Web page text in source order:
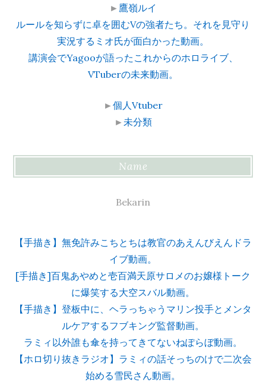
► 鷹嶺ルイ
ルールを知らずに卓を囲むVの強者たち。それを見守り
実況するミオ氏が面白かった動画。
講演会でYagooが語ったこれからのホロライブ、
VTuberの未来動画。
►個人Vtuber
► 未分類
Name
Bekarin
【手描き】無免許みこちとちは教官のあえんびえんドラ
イブ動画。
[手描き]百鬼あやめと壱百満天原サロメのお嬢様トーク
に爆笑する大空スバル動画。
【手描き】登板中に、ヘラっちゃうマリン投手とメンタ
ルケアするフブキング監督動画。
ラミィ以外誰も傘を持ってきてないねぽらぼ動画。
【ホロ切り抜きラジオ】ラミィの話そっちのけで二次会
始める雪民さん動画。